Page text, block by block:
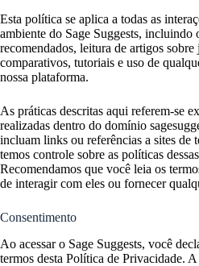
Esta política se aplica a todas as
ambiente do Sage Suggests, incluindo
recomendados, leitura de artigos
comparativos, tutoriais e uso de
nossa plataforma.
As práticas descritas aqui referem-se
realizadas dentro do domínio
incluam links ou referências a sites de
temos controle sobre as políticas
Recomendamos que você leia os
de interagir com eles ou fornecer
Consentimento
Ao acessar o Sage Suggests, você
termos desta Política de Privacidade.